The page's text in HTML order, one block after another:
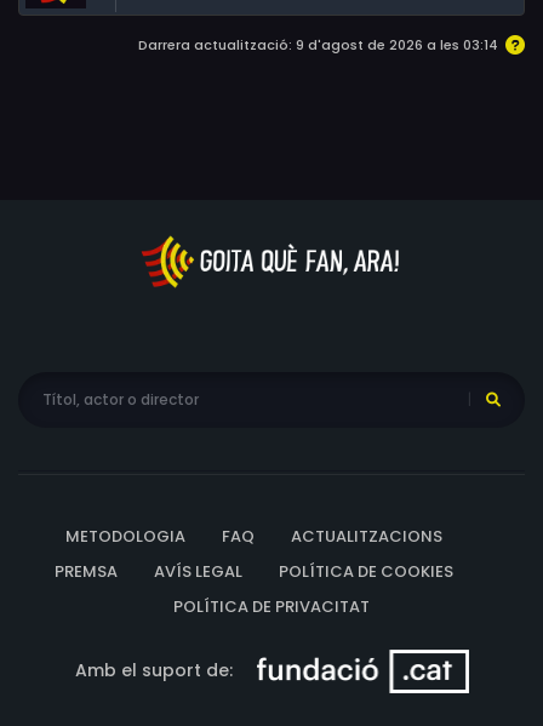
història sobre el respecte pels animals o "El canari Kiki",
un divertit curtmetratge sobre un ocellet que somia
Darrera actualització: 9 d'agost de 2026 a les 03:14
METODOLOGIA FAQ
ACTUALITZACIONS
PREMSA
AVÍS LEGAL
POLÍTICA DE COOKIES
POLÍTICA DE PRIVACITAT
Amb el suport de: